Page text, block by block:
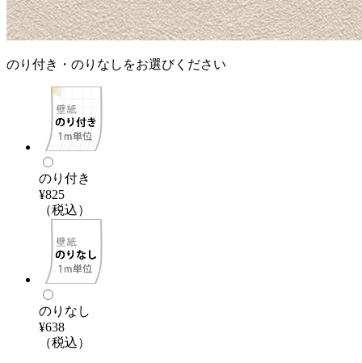
のり付き・のりなしをお選びください
のり付き
¥825
（税込）
のりなし
¥638
（税込）